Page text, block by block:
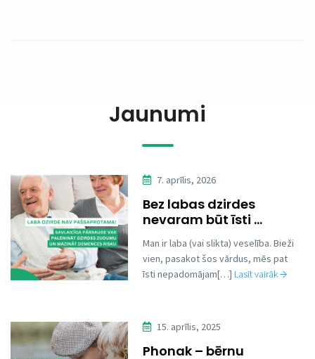
Jaunumi
7. aprīlis, 2026
Bez labas dzirdes
nevaram būt īsti ...
Man ir laba (vai slikta) veselība. Bieži
vien, pasakot šos vārdus, mēs pat
īsti nepadomājam[…] Lasīt vairāk
15. aprīlis, 2025
Phonak – bērnu